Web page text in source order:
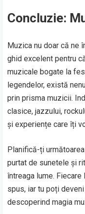
Concluzie:
Muzica nu doar că ne
ghid excelent pentru
muzicale bogate la
legendelor, există
prin prisma muzicii.
clasice, jazzului,
și experiențe care îți
Planifică-ți
purtat de sunetele și
întreaga lume.
spus, iar tu poți
descoperind magia